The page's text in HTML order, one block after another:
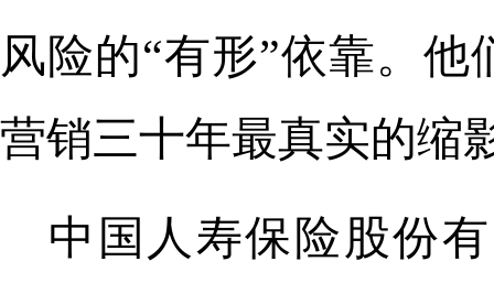
风险的“有形”依靠。
营销三十年最真实的缩
中国人寿保险股份